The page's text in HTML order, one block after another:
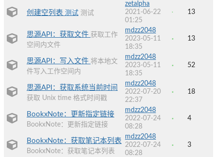
创建空列表 测试 测试
zetalpha
2021-06-22
01:25
13
思源API：获取文件 获取工作
空间内文件
mdzz2048
2023-05-11
18:35
13
思源API：写入文件 将本地文
件写入工作空间内
mdzz2048
2023-05-11
18:35
52
思源API：获取系统当前时间
获取 Unix time 格式时间戳
mdzz2048
2022-07-20
22:37
18
BookxNote：更新指定链接
BookxNote：更新指定链接
mdzz2048
2022-07-24
08:28
4
BookxNote：获取笔记本列表
BookxNote：获取笔记本列表
mdzz2048
2022-07-24
08:28
3